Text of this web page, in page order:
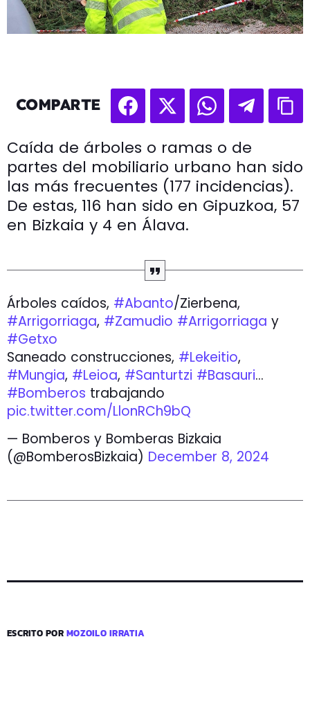
COMPARTE
Caída de árboles o ramas o de
partes del mobiliario urbano han sido
las más frecuentes (177 incidencias).
De estas, 116 han sido en Gipuzkoa, 57
en Bizkaia y 4 en Álava.
Árboles caídos, #Abanto/Zierbena,
#Arrigorriaga, #Zamudio #Arrigorriaga y
#Getxo
Saneado construcciones, #Lekeitio,
#Mungia, #Leioa, #Santurtzi #Basauri…
#Bomberos trabajando
pic.twitter.com/LlonRCh9bQ
— Bomberos y Bomberas Bizkaia
(@BomberosBizkaia) December 8, 2024
ESCRITO PORMOZOILO IRRATIA